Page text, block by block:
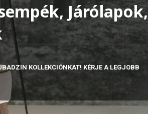
Járólapok,
KOLLEKCIÓNKAT! KÉRJE A LEGJOBB